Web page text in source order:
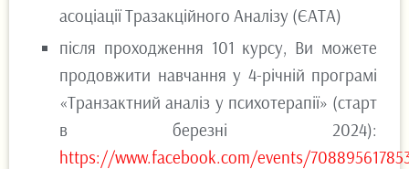
асоціації Тразакційного Аналізу (ЄАТА)
після проходження 101 курсу, Ви можете
продовжити навчання у 4-річній програмі
«Транзактний аналіз у психотерапії» (старт
в березні 2024):
https://www.facebook.com/events/